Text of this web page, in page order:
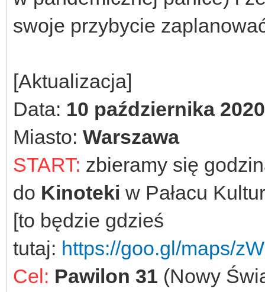
swoje przybycie
[Aktualizacja]
Data: 10 października 2020
Miasto: Warszawa
START: zbieramy się
do Kinoteki w Pałacu
[to będzie gdzieś
tutaj: https://goo.gl/maps/
Cel: Pawilon 31 (Nowy